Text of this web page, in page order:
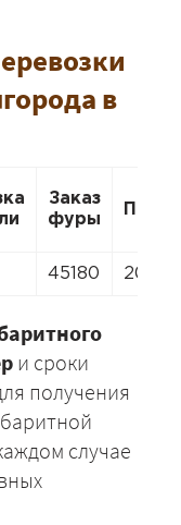
в
Заказ
фуры
45180 20080
и сроки
получения
случае